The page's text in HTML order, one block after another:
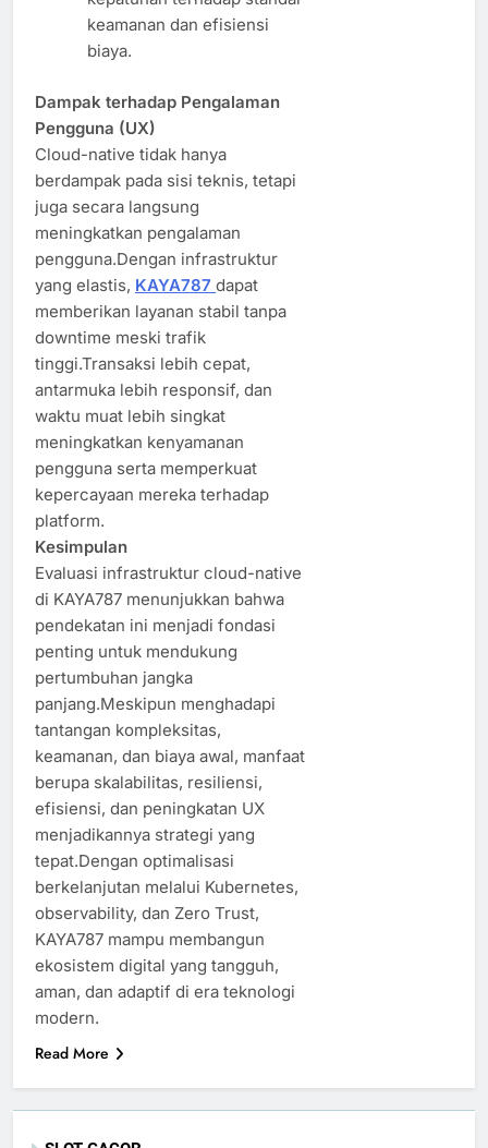
keamanan dan efisiensi
biaya.
Dampak terhadap Pengalaman
Pengguna (UX)
Cloud-native tidak hanya
berdampak pada sisi teknis, tetapi
juga secara langsung
meningkatkan pengalaman
pengguna.Dengan infrastruktur
yang elastis, KAYA787 dapat
memberikan layanan stabil tanpa
downtime meski trafik
tinggi.Transaksi lebih cepat,
antarmuka lebih responsif, dan
waktu muat lebih singkat
meningkatkan kenyamanan
pengguna serta memperkuat
kepercayaan mereka terhadap
platform.
Kesimpulan
Evaluasi infrastruktur cloud-native
di KAYA787 menunjukkan bahwa
pendekatan ini menjadi fondasi
penting untuk mendukung
pertumbuhan jangka
panjang.Meskipun menghadapi
tantangan kompleksitas,
keamanan, dan biaya awal, manfaat
berupa skalabilitas, resiliensi,
efisiensi, dan peningkatan UX
menjadikannya strategi yang
tepat.Dengan optimalisasi
berkelanjutan melalui Kubernetes,
observability, dan Zero Trust,
KAYA787 mampu membangun
ekosistem digital yang tangguh,
aman, dan adaptif di era teknologi
modern.
Read More